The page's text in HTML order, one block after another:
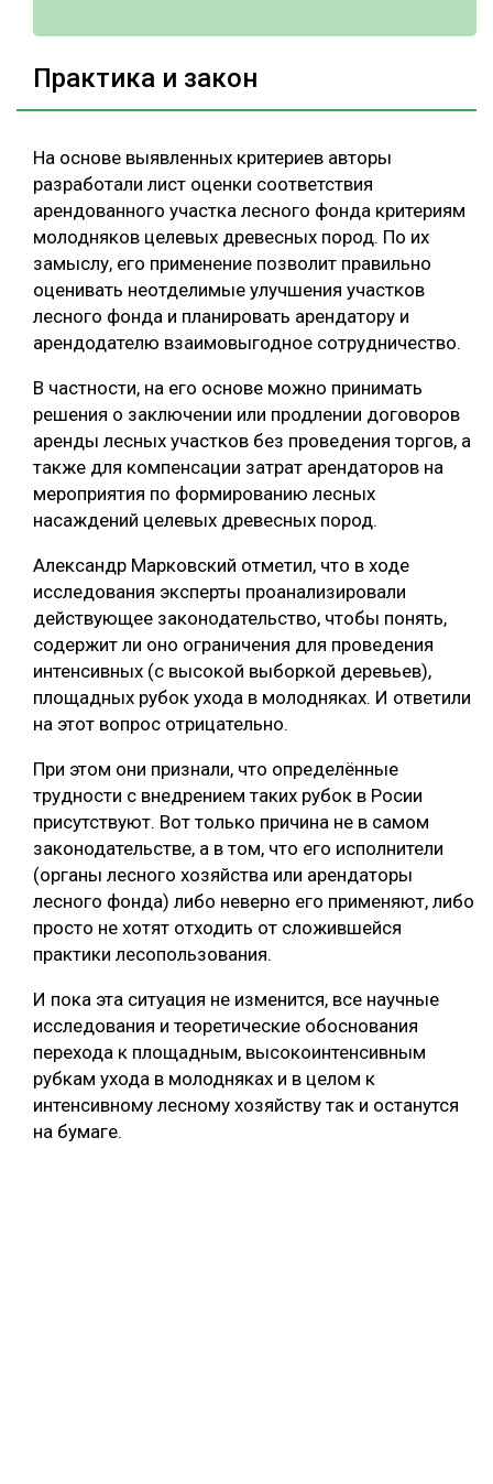
Практика и закон
На основе выявленных критериев авторы
разработали лист оценки соответствия
арендованного участка лесного фонда критериям
молодняков целевых древесных пород. По их
замыслу, его применение позволит правильно
оценивать неотделимые улучшения участков
лесного фонда и планировать арендатору и
арендодателю взаимовыгодное сотрудничество.
В частности, на его основе можно принимать
решения о заключении или продлении договоров
аренды лесных участков без проведения торгов, а
также для компенсации затрат арендаторов на
мероприятия по формированию лесных
насаждений целевых древесных пород.
Александр Марковский отметил, что в ходе
исследования эксперты проанализировали
действующее законодательство, чтобы понять,
содержит ли оно ограничения для проведения
интенсивных (с высокой выборкой деревьев),
площадных рубок ухода в молодняках. И ответили
на этот вопрос отрицательно.
При этом они признали, что определённые
трудности с внедрением таких рубок в Росии
присутствуют. Вот только причина не в самом
законодательстве, а в том, что его исполнители
(органы лесного хозяйства или арендаторы
лесного фонда) либо неверно его применяют, либо
просто не хотят отходить от сложившейся
практики лесопользования.
И пока эта ситуация не изменится, все научные
исследования и теоретические обоснования
перехода к площадным, высокоинтенсивным
рубкам ухода в молодняках и в целом к
интенсивному лесному хозяйству так и останутся
на бумаге.